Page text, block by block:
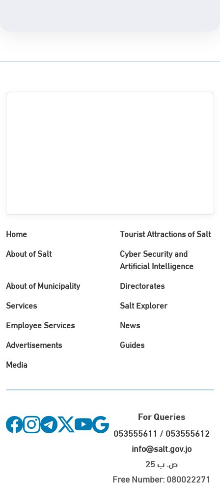
Home
Tourist Attractions of Salt
About of Salt
Cyber Security and
Artificial Intelligence
About of Municipality
Directorates
Services
Salt Explorer
Employee Services
News
Advertisements
Guides
Media
For Queries
053555611 /053555612
info@salt.gov.jo
ص. ب 25
Free Number: 080022271